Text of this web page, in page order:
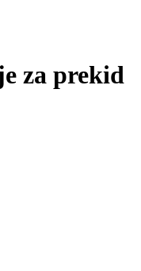
za prekid